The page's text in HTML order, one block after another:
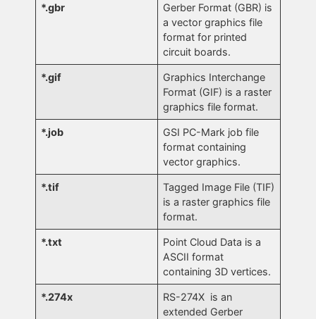
*.gbr
Gerber Format (GBR) is
a vector graphics file
format for printed
circuit boards.
*.gif
Graphics Interchange
Format (GIF) is a raster
graphics file format.
*.job
GSI PC-Mark job file
format containing
vector graphics.
*.tif
Tagged Image File (TIF)
is a raster graphics file
format.
*.txt
Point Cloud Data is a
ASCII format
containing 3D vertices.
*.274x
RS-274X is an
extended Gerber